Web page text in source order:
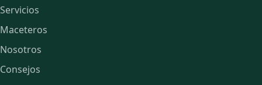
Servicios
Maceteros
Nosotros
Consejos